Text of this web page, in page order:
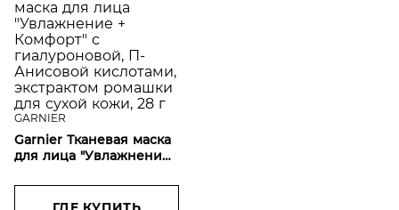
GARNIER
Garnier Тканевая маска
для лица "Увлажнение
гиалуроновой, П-
Анисовой кислотами,